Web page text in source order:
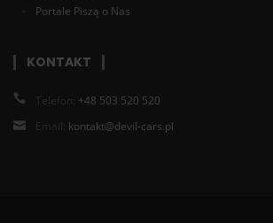
Portale Piszą o Nas
KONTAKT
Telefon: +48 503 520 520
Email: kontakt@devil-cars.pl